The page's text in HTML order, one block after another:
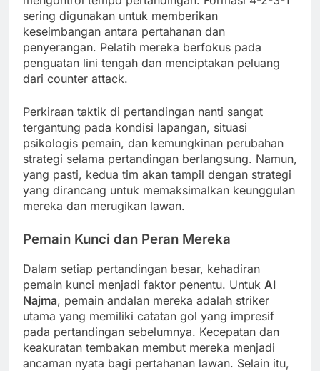
sering digunakan untuk memberikan
keseimbangan antara pertahanan dan
penyerangan. Pelatih mereka berfokus pada
penguatan lini tengah dan menciptakan peluang
dari counter attack.
Perkiraan taktik di pertandingan nanti sangat
tergantung pada kondisi lapangan, situasi
psikologis pemain, dan kemungkinan perubahan
strategi selama pertandingan berlangsung. Namun,
yang pasti, kedua tim akan tampil dengan strategi
yang dirancang untuk memaksimalkan keunggulan
mereka dan merugikan lawan.
Pemain Kunci dan Peran Mereka
Dalam setiap pertandingan besar, kehadiran
pemain kunci menjadi faktor penentu. Untuk Al
Najma, pemain andalan mereka adalah striker
utama yang memiliki catatan gol yang impresif
pada pertandingan sebelumnya. Kecepatan dan
keakuratan tembakan membut mereka menjadi
ancaman nyata bagi pertahanan lawan. Selain itu,